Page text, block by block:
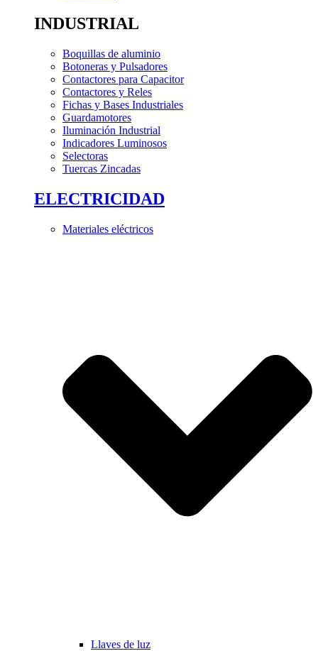
INDUSTRIAL
Boquillas de aluminio
Botoneras y Pulsadores
Contactores para Capacitor
Contactores y Reles
Fichas y Bases Industriales
Guardamotores
Iluminación Industrial
Indicadores Luminosos
Selectoras
Tuercas Zincadas
ELECTRICIDAD
Materiales eléctricos
Llaves de luz